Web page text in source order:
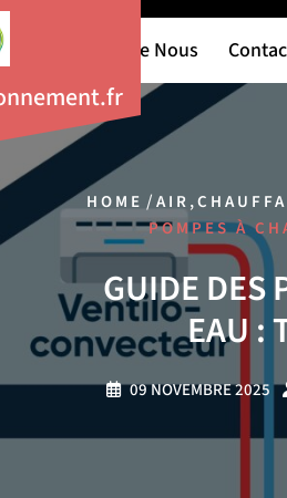
À Propos De Nous
HOME /AIR,
POMPES À
GUIDE DES
EAU :
09 NOVEMBRE 2025